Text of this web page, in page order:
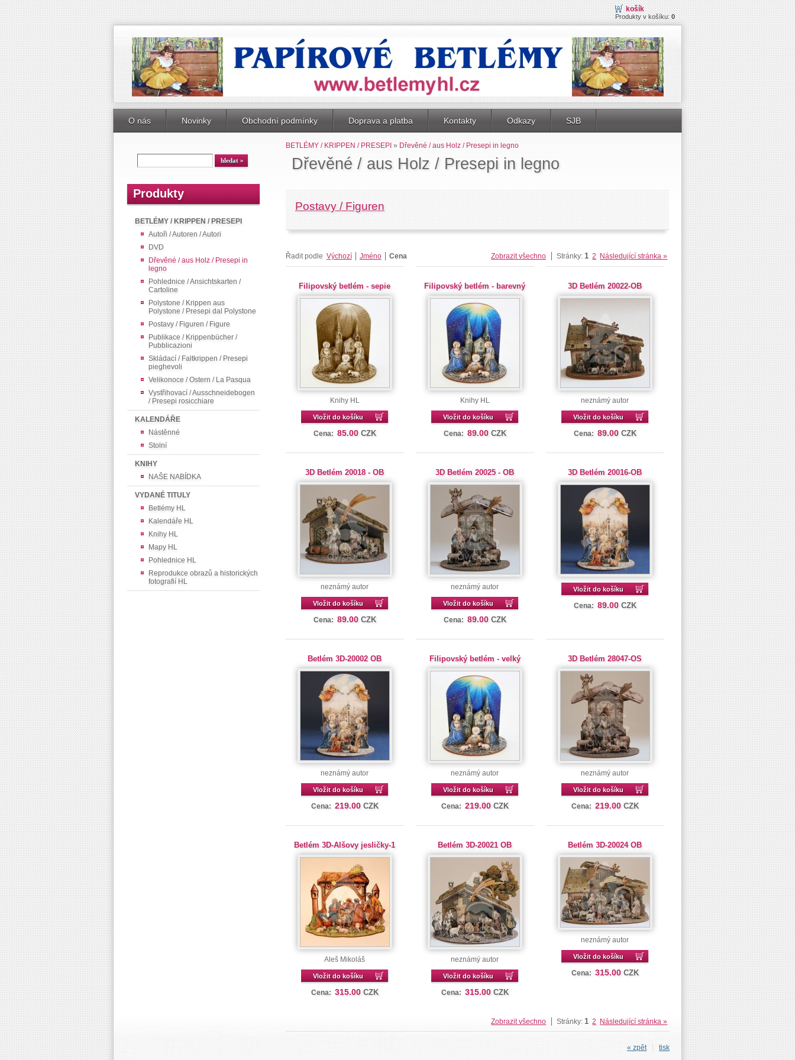
košík
Produkty v košíku:0
O nás Novinky Obchodní podmínky Doprava a platba Kontakty Odkazy SJB
Produkty
BETLÉMY / KRIPPEN / PRESEPI
Autoři / Autoren / Autori
DVD
Dřevěné / aus Holz / Presepi in
legno
Pohlednice / Ansichtskarten /
Cartoline
Polystone / Krippen aus
Polystone / Presepi dal Polystone
Postavy / Figuren / Figure
Publikace / Krippenbücher /
Pubblicazioni
Skládací / Faltkrippen / Presepi
pieghevoli
Velikonoce / Ostern / La Pasqua
Vystřihovací / Ausschneidebogen
/ Presepi rosicchiare
KALENDÁŘE
Nástěnné
Stolní
KNIHY
NAŠE NABÍDKA
VYDANÉ TITULY
Betlémy HL
Kalendáře HL
Knihy HL
Mapy HL
Pohlednice HL
Reprodukce obrazů a historických
fotografií HL
Dřevěné / aus Holz / Presepi in legno
BETLÉMY / KRIPPEN / PRESEPI » Dřevěné / aus Holz / Presepi in legno
Postavy / Figuren
Řadit podle Výchozí Jméno Cena Zobrazit všechno Stránky: 1 2 Následující stránka »
Filipovský betlém - sepie
Knihy HL
Vložit do košíku
Cena: 85.00 CZK
Filipovský betlém - barevný
Knihy HL
Vložit do košíku
Cena: 89.00 CZK
3D Betlém 20022-OB
neznámý autor
Vložit do košíku
Cena: 89.00 CZK
3D Betlém 20018 - OB
neznámý autor
Vložit do košíku
Cena: 89.00 CZK
3D Betlém 20025 - OB
neznámý autor
Vložit do košíku
Cena: 89.00 CZK
3D Betlém 20016-OB
Vložit do košíku
Cena: 89.00 CZK
Betlém 3D-20002 OB
neznámý autor
Vložit do košíku
Cena: 219.00 CZK
Filipovský betlém - velký
neznámý autor
Vložit do košíku
Cena: 219.00 CZK
3D Betlém 28047-OS
neznámý autor
Vložit do košíku
Cena: 219.00 CZK
Betlém 3D-Alšovy jesličky-1
Aleš Mikoláš
Vložit do košíku
Cena: 315.00 CZK
Betlém 3D-20021 OB
neznámý autor
Vložit do košíku
Cena: 315.00 CZK
Betlém 3D-20024 OB
neznámý autor
Vložit do košíku
Cena: 315.00 CZK
Zobrazit všechno Stránky: 1 2 Následující stránka »
tisk
« zpět